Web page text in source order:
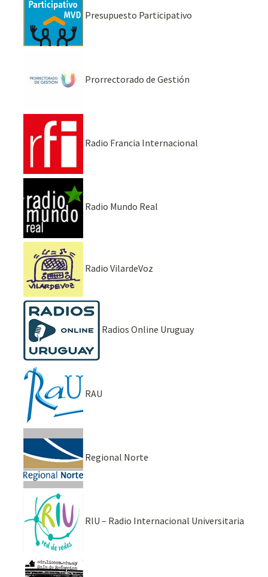
Presupuesto Participativo
Prorrectorado de Gestión
Radio Francia Internacional
Radio Mundo Real
Radio VilardeVoz
Radios Online Uruguay
RAU
Regional Norte
RIU – Radio Internacional Universitaria